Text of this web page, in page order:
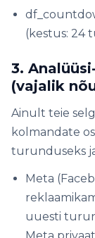
(kestus: 24
3.
(vajalik
Ainult teie
kolmandate
turunduseks
Meta
uuesti